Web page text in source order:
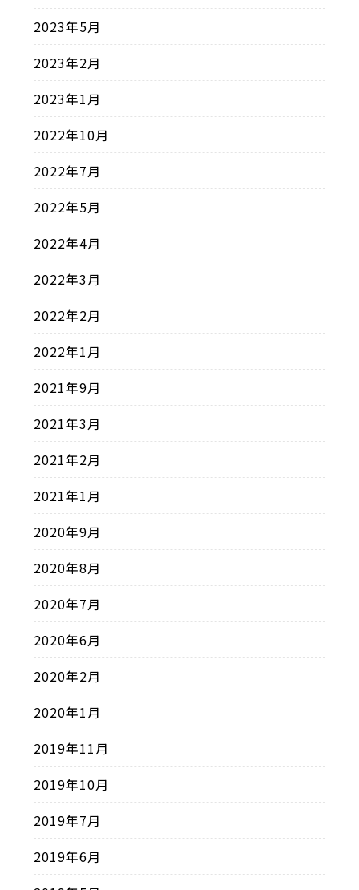
2023年5月
2023年2月
2023年1月
2022年10月
2022年7月
2022年5月
2022年4月
2022年3月
2022年2月
2022年1月
2021年9月
2021年3月
2021年2月
2021年1月
2020年9月
2020年8月
2020年7月
2020年6月
2020年2月
2020年1月
2019年11月
2019年10月
2019年7月
2019年6月